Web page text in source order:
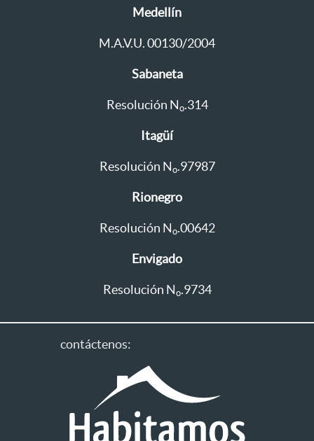
Medellín
M.A.V.U. 00130/2004
Sabaneta
Resolución No.314
Itagüí
Resolución No.97987
Rionegro
Resolución No.00642
Envigado
Resolución No.9734
contáctenos: